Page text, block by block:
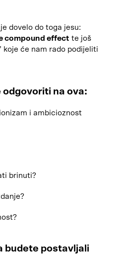
dovelo do toga jesu:
compound effect te još
koje će nam rado podijeliti
odgovoriti na ova:
i ambicioznost
brinuti?
budete postavljali